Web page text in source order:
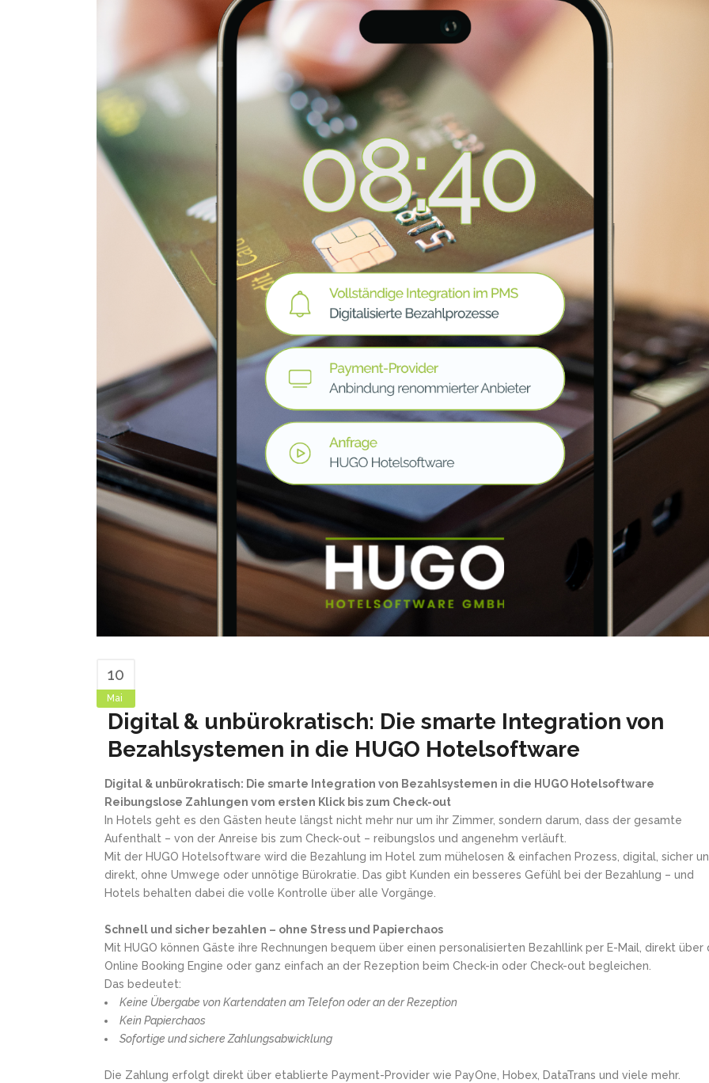
Funktionen & Schnittstellen im
HUGO Dokumentationen
KI-Support
HUGO Dokumentationen
Umstieg zu HUGO
10
Mai
Digital & unbürokratisch: Die smarte Integration von
Bezahlsystemen in die HUGO Hotelsoftware
Digital & unbürokratisch: Die smarte Integration von Bezahlsystemen in die HUGO Hotelsoftware
Reibungslose Zahlungen vom ersten Klick bis zum Check-out
In Hotels geht es den Gästen heute längst nicht mehr nur um ihr Zimmer, sondern darum, dass der gesamte
Aufenthalt – von der Anreise bis zum Check-out – reibungslos und angenehm verläuft.
Mit der HUGO Hotelsoftware wird die Bezahlung im Hotel zum mühelosen & einfachen Prozess, digital, sicher
direkt, ohne Umwege oder unnötige Bürokratie. Das gibt Kunden ein besseres Gefühl bei der Bezahlung – und
Hotels behalten dabei die volle Kontrolle über alle Vorgänge.
Schnell und sicher bezahlen – ohne Stress und Papierchaos
Mit HUGO können Gäste ihre Rechnungen bequem über einen personalisierten Bezahllink per E-Mail, direkt über
Online Booking Engine oder ganz einfach an der Rezeption beim Check-in oder Check-out begleichen.
Das bedeutet:
Keine Übergabe von Kartendaten am Telefon oder an der Rezeption
Kein Papierchaos
Sofortige und sichere Zahlungsabwicklung
Die Zahlung erfolgt direkt über etablierte Payment-Provider wie PayOne, Hobex, DataTrans und viele mehr.